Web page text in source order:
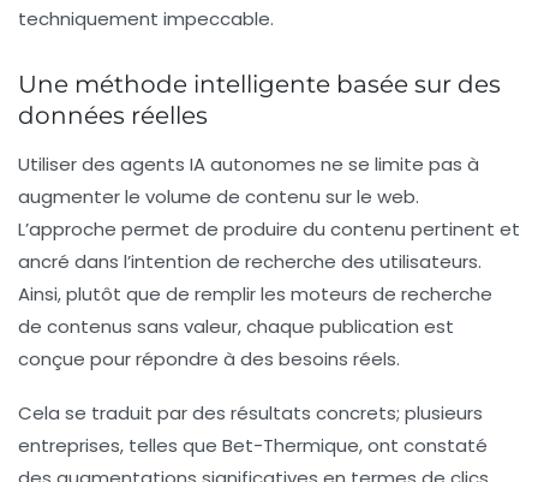
techniquement impeccable.
Une méthode intelligente basée sur des
données réelles
Utiliser des agents IA autonomes ne se limite pas à
augmenter le volume de contenu sur le web.
L’approche permet de produire du contenu pertinent et
ancré dans l’intention de recherche des utilisateurs.
Ainsi, plutôt que de remplir les moteurs de recherche
de contenus sans valeur, chaque publication est
conçue pour répondre à des besoins réels.
Cela se traduit par des résultats concrets; plusieurs
entreprises, telles que Bet-Thermique, ont constaté